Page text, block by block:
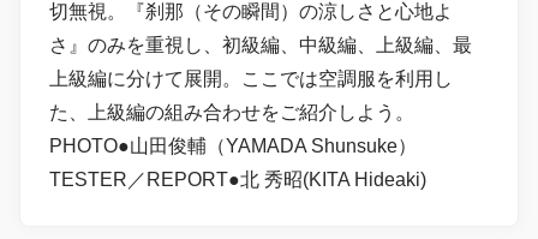
切無視。『刹那（その瞬間）の涼しさと心地よ
さ』のみを重視し、初級編、中級編、上級編、最
上級編に分けて展開。ここでは空調服を利用し
た、上級編の組み合わせをご紹介しよう。
PHOTO●山田俊輔（YAMADA Shunsuke）
TESTER／REPORT●北 秀昭(KITA Hideaki)